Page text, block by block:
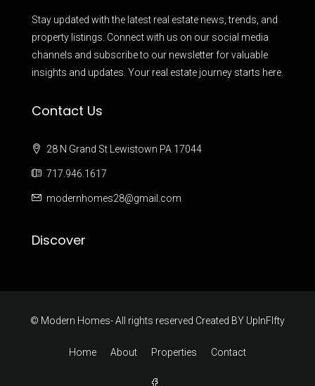
Stay updated with the latest real estate news, trends, and
property listings. Connect with us on our social media
channels and subscribe to our newsletter for valuable
insights and updates. Your real estate journey starts here.
Contact Us
28 N Grand St Lewistown PA 17044
717.946.1617
modernhomes28@gmail.com
Discover
© Modern Homes- All rights reserved Created BY UpInFIfty
Home About Properties Contact